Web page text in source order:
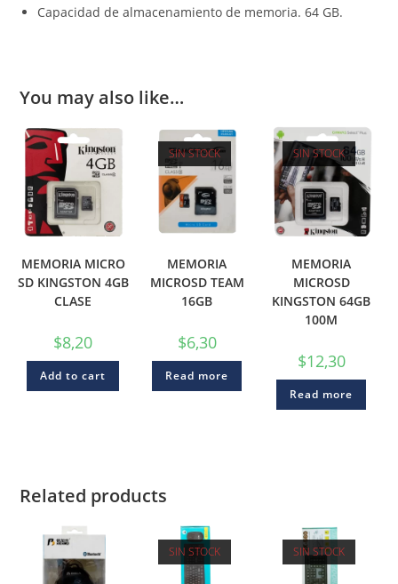
Capacidad de almacenamiento de memoria. 64 GB.
You may also like…
MEMORIA MICRO
SD KINGSTON 4GB
CLASE
$8,20
Add to cart
SIN STOCK
MEMORIA
MICROSD TEAM
16GB
$6,30
Read more
SIN STOCK
MEMORIA
MICROSD
KINGSTON 64GB
100M
$12,30
Read more
Related products
SIN STOCK SIN STOCK